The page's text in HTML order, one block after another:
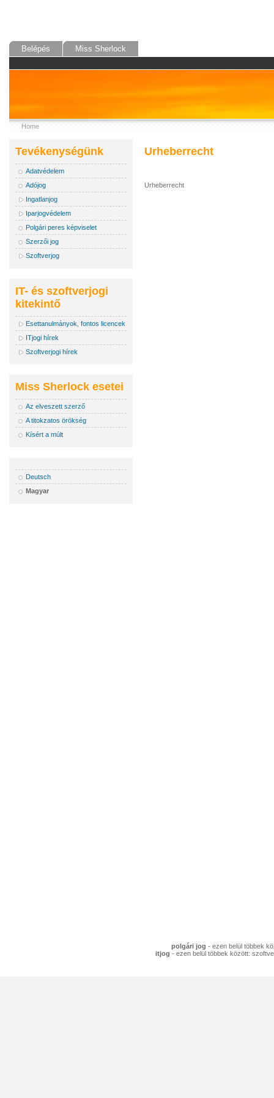
Belépés Miss Sherlock
Home
Tevékenységünk
Adatvédelem
Adójog
Ingatlanjog
Iparjogvédelem
Polgári peres képviselet
Szerzői jog
Szoftverjog
IT- és szoftverjogi
kitekintő
Esettanulmányok, fontos licencek
ITjogi hírek
Szoftverjogi hírek
Miss Sherlock esetei
Az elveszett szerző
A titokzatos örökség
Kísért a múlt
Deutsch
Magyar
Urheberrecht
Urheberrecht
polgári jog - ezen belül többek
itjog - ezen belül többek között: